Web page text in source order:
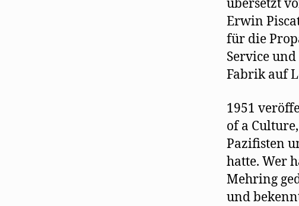
übersetzt
Erwin
für die
Service
Fabrik auf
1951
of a
Pazifisten
hatte. Wer
Mehring
und